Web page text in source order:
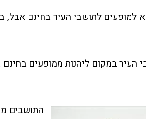
למופעים לתושבי העיר בחינם אבל,
העיר במקום ליהנות ממופעים
התושבים